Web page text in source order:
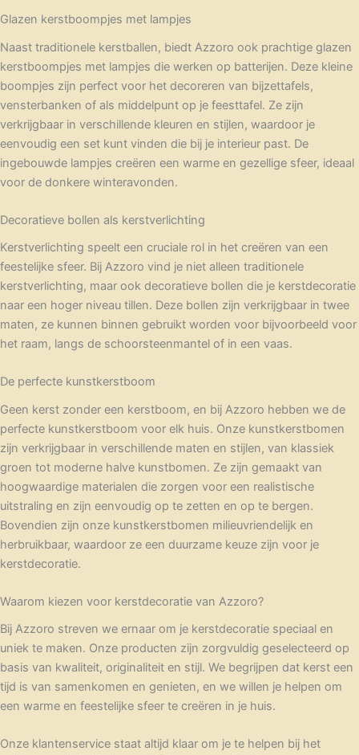
Glazen kerstboompjes met lampjes
Naast traditionele kerstballen, biedt Azzoro ook prachtige glazen
kerstboompjes met lampjes die werken op batterijen. Deze kleine
boompjes zijn perfect voor het decoreren van bijzettafels,
vensterbanken of als middelpunt op je feesttafel. Ze zijn
verkrijgbaar in verschillende kleuren en stijlen, waardoor je
eenvoudig een set kunt vinden die bij je interieur past. De
ingebouwde lampjes creëren een warme en gezellige sfeer, ideaal
voor de donkere winteravonden.
Decoratieve bollen als kerstverlichting
Kerstverlichting speelt een cruciale rol in het creëren van een
feestelijke sfeer. Bij Azzoro vind je niet alleen traditionele
kerstverlichting, maar ook decoratieve bollen die je kerstdecoratie
naar een hoger niveau tillen. Deze bollen zijn verkrijgbaar in twee
maten, ze kunnen binnen gebruikt worden voor bijvoorbeeld voor
het raam, langs de schoorsteenmantel of in een vaas.
De perfecte kunstkerstboom
Geen kerst zonder een kerstboom, en bij Azzoro hebben we de
perfecte kunstkerstboom voor elk huis. Onze kunstkerstbomen
zijn verkrijgbaar in verschillende maten en stijlen, van klassiek
groen tot moderne halve kunstbomen. Ze zijn gemaakt van
hoogwaardige materialen die zorgen voor een realistische
uitstraling en zijn eenvoudig op te zetten en op te bergen.
Bovendien zijn onze kunstkerstbomen milieuvriendelijk en
herbruikbaar, waardoor ze een duurzame keuze zijn voor je
kerstdecoratie.
Waarom kiezen voor kerstdecoratie van Azzoro?
Bij Azzoro streven we ernaar om je kerstdecoratie speciaal en
uniek te maken. Onze producten zijn zorgvuldig geselecteerd op
basis van kwaliteit, originaliteit en stijl. We begrijpen dat kerst een
tijd is van samenkomen en genieten, en we willen je helpen om
een warme en feestelijke sfeer te creëren in je huis.
Onze klantenservice staat altijd klaar om je te helpen bij het